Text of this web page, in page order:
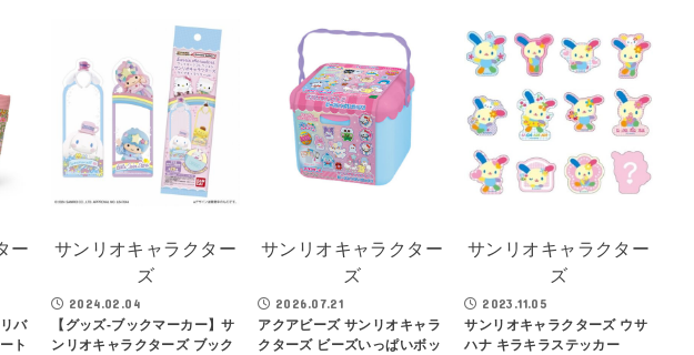
ー
バ
ト
サンリオキャラクター
ズ
2024.02.04
【グッズ-ブックマーカー】サ
ンリオキャラクターズ ブック
サンリオキャラクター
ズ
2026.07.21
アクアビーズ サンリオキャラ
クターズ ビーズいっぱいボッ
サンリオキャラクター
ズ
2023.11.05
サンリオキャラクターズ ウサ
ハナ キラキラステッカー